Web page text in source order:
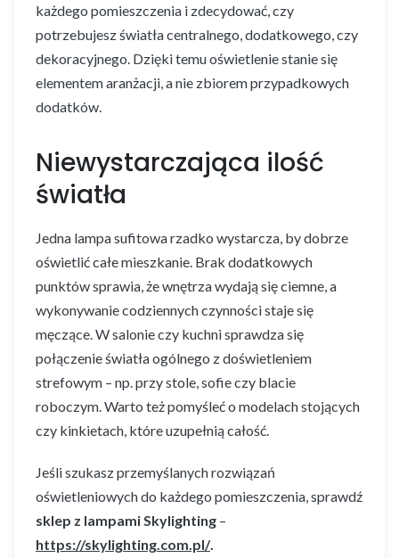
każdego pomieszczenia i zdecydować, czy
potrzebujesz światła centralnego, dodatkowego, czy
dekoracyjnego. Dzięki temu oświetlenie stanie się
elementem aranżacji, a nie zbiorem przypadkowych
dodatków.
Niewystarczająca ilość
światła
Jedna lampa sufitowa rzadko wystarcza, by dobrze
oświetlić całe mieszkanie. Brak dodatkowych
punktów sprawia, że wnętrza wydają się ciemne, a
wykonywanie codziennych czynności staje się
męczące. W salonie czy kuchni sprawdza się
połączenie światła ogólnego z doświetleniem
strefowym – np. przy stole, sofie czy blacie
roboczym. Warto też pomyśleć o modelach stojących
czy kinkietach, które uzupełnią całość.
Jeśli szukasz przemyślanych rozwiązań
oświetleniowych do każdego pomieszczenia, sprawdź
sklep z lampami Skylighting –
https://skylighting.com.pl/.